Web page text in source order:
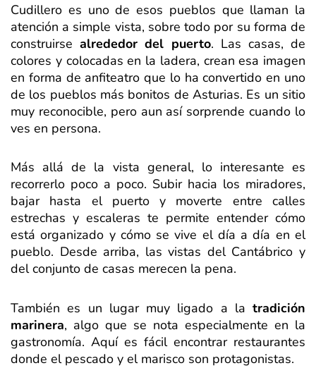
Cudillero es uno de esos pueblos que llaman la
atención a simple vista, sobre todo por su forma de
construirsealrededor del puerto. Las casas, de
colores y colocadas en la ladera, crean esa imagen
en forma de anfiteatro que lo ha convertido en uno
de los pueblos más bonitos de Asturias. Es un sitio
muy reconocible, pero aun así sorprende cuando lo
ves en persona.
Más allá de la vista general, lo interesante es
recorrerlo poco a poco. Subir hacia los miradores,
bajar hasta el puerto y moverte entre calles
estrechas y escaleras te permite entender cómo
está organizado y cómo se vive el día a día en el
pueblo. Desde arriba, las vistas del Cantábrico y
del conjunto de casas merecen la pena.
También es un lugar muy ligado a la tradición
marinera, algo que se nota especialmente en la
gastronomía. Aquí es fácil encontrar restaurantes
donde el pescado y el marisco son protagonistas.